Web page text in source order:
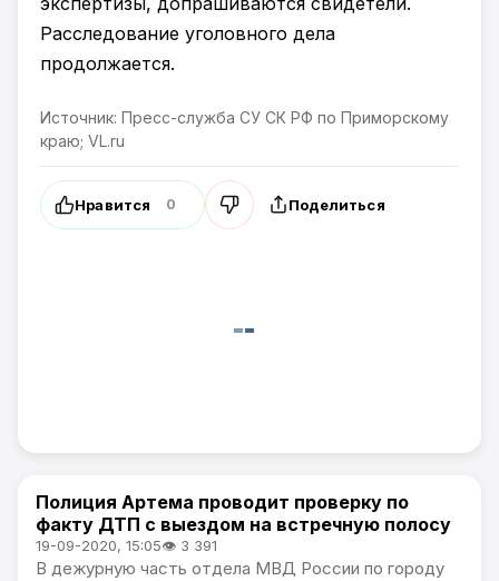
Расследование уголовного дела
продолжается.
Источник: Пресс-служба СУ СК РФ по Приморскому
краю; VL.ru
Нравится 0 Поделиться
Происшествия
Полиция Артема проводит проверку по
факту ДТП с выездом на встречную полосу
19-09-2020, 15:05👁 3 391
В дежурную часть отдела МВД России по городу